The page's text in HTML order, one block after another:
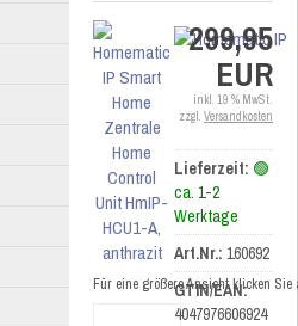
Für eine größere Ansicht klicken
299,95
EUR
inkl. 19 % MwSt.
zzgl. Versandkosten
Lieferzeit: 🟢
ca. 1-2
Werktage
Art.Nr.: 160692
GTIN/EAN:
4047976606924